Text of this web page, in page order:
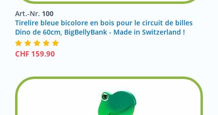
Art.-Nr. 100
Tirelire bleue bicolore en bois pour le circuit de billes
Dino de 60cm, BigBellyBank - Made in Switzerland !
CHF 159.90